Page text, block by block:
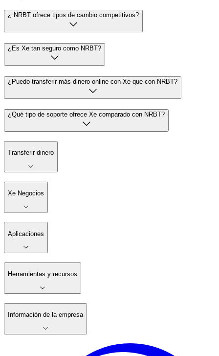
¿ NRBT ofrece tipos de cambio competitivos?
¿Es Xe tan seguro como NRBT?
¿Puedo transferir más dinero online con Xe que con NRBT?
¿Qué tipo de soporte ofrece Xe comparado con NRBT?
Transferir dinero
Xe Negocios
Aplicaciones
Herramientas y recursos
Información de la empresa